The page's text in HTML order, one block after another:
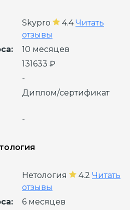
Skypro 4.4Читать
отзывы
10 месяцев
131633 ₽
-
Диплом/сертификат
-
Нетология 4.2 Читать
отзывы
6 месяцев